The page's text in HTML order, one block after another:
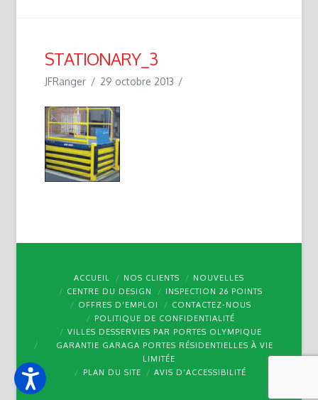
STATIONARY_3
JFRanger 29 octobre 2013
ACCUEIL NOS CLIENTS
NOUVELLES
CENTRE DU DESIGN
INSPECTION 26 POINTS
OFFRES D’EMPLOI
CONTACTEZ-NOUS
POLITIQUE DE CONFIDENTIALITÉ
VILLES DESSERVIES PAR PORTES OLYMPIQUE
GARANTIE GARAGA PORTES RÉSIDENTIELLES À VIE
LIMITÉE
PLAN DU SITE
AVIS D’ACCESSIBILITÉ